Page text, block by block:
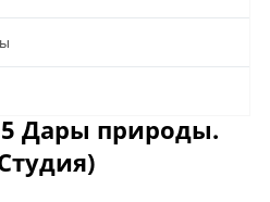
Дары природы.